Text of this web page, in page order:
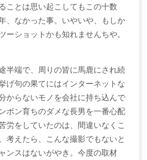
ことは思い起こしてもこの十数
、なかった事。いやいや、もしか
ーショットかも知れませんちや。
半端で、周りの皆に馬鹿にされ続
げ句の果てにはインターネットな
からないモノを会社に持ち込んで
ボン育ちのダメな長男を一番心配
労をしていたのは、間違いなくこ
考えたら、こんな撮影でもないと
ンスはないがやき。今度の取材